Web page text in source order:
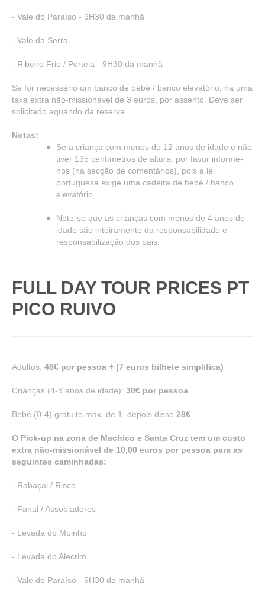
- Vale do Paraíso - 9H30 da manhã
- Vale da Serra
- Ribeiro Frio / Portela - 9H30 da manhã
Se for necessário um banco de bebé / banco elevatório, há uma
taxa extra não-missionável de 3 euros, por assento. Deve ser
solicitado aquando da reserva.
Notas:
Se a criança com menos de 12 anos de idade e não
tiver 135 centímetros de altura, por favor informe-
nos (na secção de comentários), pois a lei
portuguesa exige uma cadeira de bebé / banco
elevatório.
Note-se que as crianças com menos de 4 anos de
idade são inteiramente da responsabilidade e
responsabilização dos pais.
FULL DAY TOUR PRICES PT
PICO RUIVO
Adultos: 48€ por pessoa + (7 euros bilhete simplifica)
Crianças (4-9 anos de idade): 38€ por pessoa
Bebé (0-4) gratuito máx. de 1, depois disso 28€
O Pick-up na zona de Machico e Santa Cruz tem um custo
extra não-missionável de 10,00 euros por pessoa para as
seguintes caminhadas:
- Rabaçal / Risco
- Fanal / Assobiadores
- Levada do Moinho
- Levada do Alecrim
- Vale do Paraíso - 9H30 da manhã